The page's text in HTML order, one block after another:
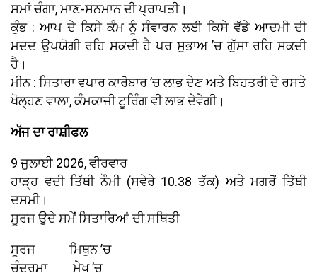
ਸਮਾਂ ਚੰਗਾ, ਮਾਣ-ਸਨਮਾਨ ਦੀ ਪ੍ਰਾਪਤੀ।
ਕੁੰਭ : ਆਪ ਦੇ ਕਿਸੇ ਕੰਮ ਨੂੰ ਸੰਵਾਰਨ ਲਈ ਕਿਸੇ ਵੱਡੇ ਆਦਮੀ ਦੀ
ਮਦਦ ਉਪਯੋਗੀ ਰਹਿ ਸਕਦੀ ਹੈ ਪਰ ਸੁਭਾਅ ’ਚ ਗੁੱਸਾ ਰਹਿ ਸਕਦੀ
ਹੈ।
ਮੀਨ : ਸਿਤਾਰਾ ਵਪਾਰ ਕਾਰੋਬਾਰ ’ਚ ਲਾਭ ਦੇਣ ਅਤੇ ਬਿਹਤਰੀ ਦੇ ਰਸਤੇ
ਖੋਲ੍ਹਣ ਵਾਲਾ, ਕੰਮਕਾਜੀ ਟੂਰਿੰਗ ਵੀ ਲਾਭ ਦੇਵੇਗੀ।
ਅੱਜ ਦਾ ਰਾਸ਼ੀਫਲ
9 ਜੁਲਾਈ 2026, ਵੀਰਵਾਰ
ਹਾੜ੍ਹ ਵਦੀ ਤਿੱਥੀ ਨੌਮੀ (ਸਵੇਰੇ 10.38 ਤੱਕ) ਅਤੇ ਮਗਰੋਂ ਤਿੱਥੀ
ਦਸਮੀ।
ਸੂਰਜ ਉਦੇ ਸਮੇਂ ਸਿਤਾਰਿਆਂ ਦੀ ਸਥਿਤੀ
ਸੂਰਜ ਮਿਥੁਨ ’ਚ
ਚੰਦਰਮਾ ਮੇਖ ’ਚ